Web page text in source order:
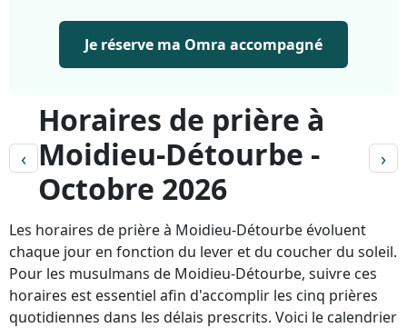
Je réserve ma Omra accompagné
‹
Horaires de prière à
Moidieu-Détourbe -
Octobre 2026
›
Les horaires de prière à Moidieu-Détourbe évoluent
chaque jour en fonction du lever et du coucher du soleil.
Pour les musulmans de Moidieu-Détourbe, suivre ces
horaires est essentiel afin d'accomplir les cinq prières
quotidiennes dans les délais prescrits. Voici le calendrier